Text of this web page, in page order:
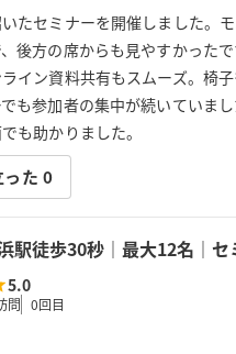
たセミナーを開催しました。
後方の席からも見やすかった
イン資料共有もスムーズ。椅
も参加者の集中が続いていま
も助かりました。
た 0
5.0
問 0回目